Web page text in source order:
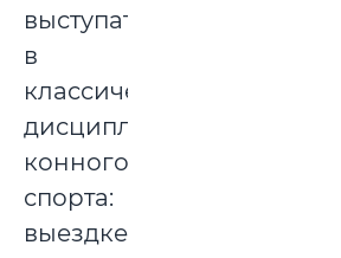
выступать
в
классических
дисциплинах
конного
спорта:
выездке,